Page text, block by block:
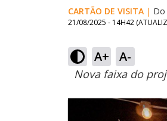
CARTÃO DE VISITA | Do
21/08/2025 - 14H42
A+ A-
Nova faixa do